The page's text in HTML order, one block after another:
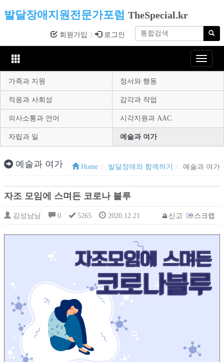
발달장애지원전문가포럼 TheSpecial.kr
회원가입 로그인
Toggle
가족과 지원
정서와 행동
적응과 사회성 감각과 작업
의사소통과 언어 시각지원과 AAC
자립과 일 예술과 여가
예술과 여가 Home 발달장애와 함께하기 예술과 여가
자조 모임에 스며든 코로나 블루
김성남님 0 5265 2020.12.21 신고 스크랩